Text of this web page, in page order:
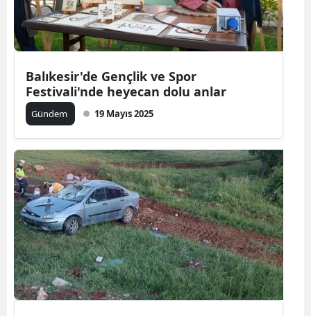
Balıkesir'de Gençlik ve Spor
Festivali'nde heyecan dolu anlar
Gündem 19 Mayıs 2025